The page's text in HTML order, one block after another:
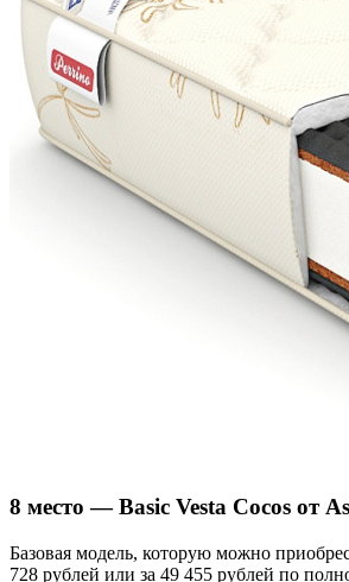
8 место — Basic Vesta Cocos от
Базовая модель, которую можно
728 рублей или за 49 455 рублей по